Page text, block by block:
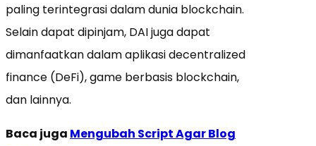
paling terintegrasi dalam dunia blockchain.
Selain dapat dipinjam, DAI juga dapat
dimanfaatkan dalam aplikasi decentralized
finance (DeFi), game berbasis blockchain,
dan lainnya.
Baca juga Mengubah Script Agar Blog